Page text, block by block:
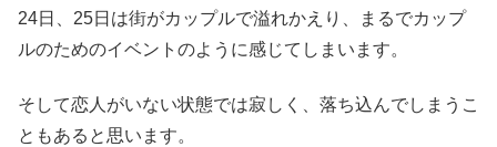
24日、25日は街がカップルで溢れかえり、まるでカップ
ルのためのイベントのように感じてしまいます。
そして恋人がいない状態では寂しく、落ち込んでしまうこ
ともあると思います。